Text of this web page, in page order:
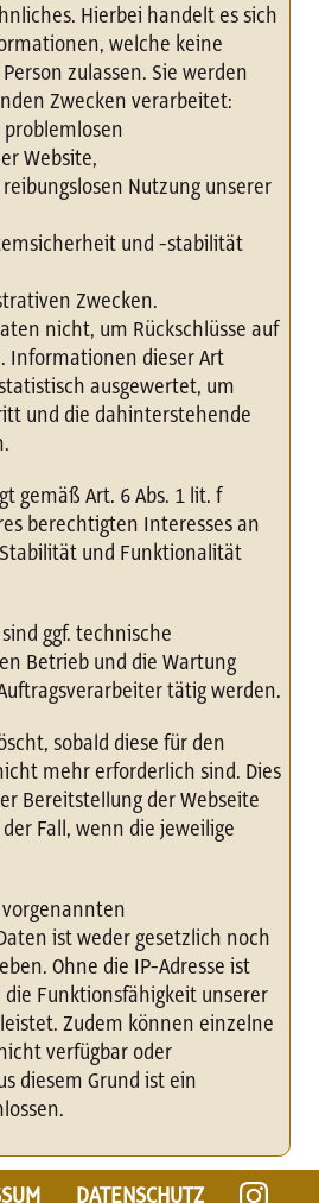
Hierbei handelt es sich
welche keine
zulassen. Sie werden
Zwecken verarbeitet:
problemlosen
Website,
Nutzung unserer
und -stabilität
Zwecken.
nicht, um Rückschlüsse auf
Informationen dieser Art
ausgewertet, um
und die dahinterstehende
gemäß Art. 6 Abs. 1 lit. f
berechtigten Interesses an
und Funktionalität
ggf. technische
Betrieb und die Wartung
tätig werden.
sobald diese für den
mehr erforderlich sind. Dies
Bereitstellung der Webseite
Fall, wenn die jeweilige
ist weder gesetzlich noch
Ohne die IP-Adresse ist
Funktionsfähigkeit unserer
Zudem können einzelne
verfügbar oder
diesem Grund ist ein
DATENSCHUTZ